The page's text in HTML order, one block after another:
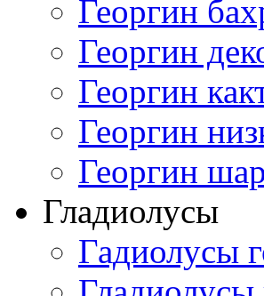
Георгин
Георгин
Георгин
Георгин
Георгин
Гладиолусы
Гадиолусы